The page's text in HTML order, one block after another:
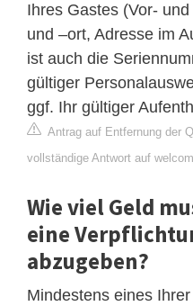
Ihres Gastes (Vor-
und –ort, Adresse im
ist auch die
gültiger
ggf. Ihr gültiger
Antrag auf Entfernung der
vollständige Antwort auf
Wie viel Geld
eine
abzugeben?
Mindestens eines